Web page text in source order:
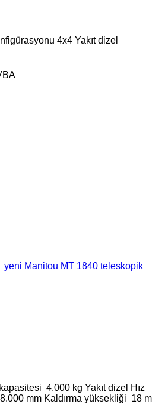
4x4 Yakıt dizel
yeni Manitou MT 1840 teleskopik
4.000 kg Yakıt dizel Hız
mm Kaldırma yüksekliği 18 m